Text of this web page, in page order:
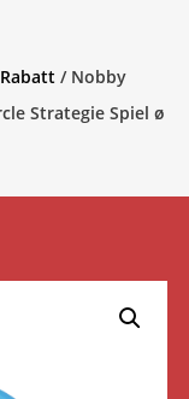
/ Nobby
Strategie Spiel ø